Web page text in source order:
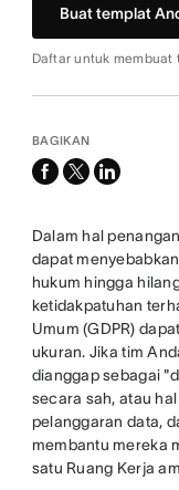
Buat templat
Daftar untuk membuat
BAGIKAN
facebook
x-
linkedin
Dalam hal
dapat
hukum hingga
ketidakpatuhan
Umum (GDPR)
ukuran. Jika tim
dianggap sebagai
secara sah, atau
pelanggaran data,
membantu mereka
satu Ruang Kerja